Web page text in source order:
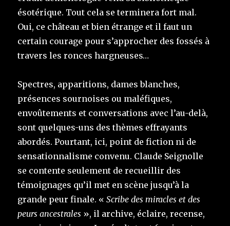
ésotérique. Tout cela se terminera fort mal.
Oui, ce château et bien étrange et il faut un
certain courage pour s’approcher des fossés à
travers les ronces hargneuses…
Spectres, apparitions, dames blanches,
présences sournoises ou maléfiques,
envoûtements et conversations avec l’au-delà,
sont quelques-uns des thèmes effrayants
abordés. Pourtant, ici, point de fiction ni de
sensationnalisme convenu. Claude Seignolle
se contente seulement de recueillir des
témoignages qu’il met en scène jusqu’à la
grande peur finale. «Scribe des miracles et des
peurs ancestrales », il archive, éclaire, recense,